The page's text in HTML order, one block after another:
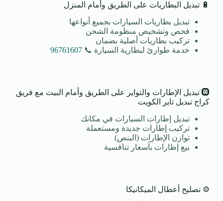
🔋 تبديل البطاريات على الطريق وأمام المنزل
تبديل بطاريات السيارات بجميع أنواعها
فحص وتشخيص منظومة الشحن
تركيب بطاريات أصلية بضمان
خدمة طوارئ لبطارية السيارة 📞 96761607
🛞 تبديل الإطارات والتواير على الطريق وأمام البيت مع فريق
كراج تبديل تاير الكويت
تبديل إطارات السيارات في مكانك
تركيب إطارات جديدة ومستعملة
توازن الإطارات (البنص)
بيع إطارات بأسعار تنافسية
⚙️ تصليح أعطال الميكانيكا